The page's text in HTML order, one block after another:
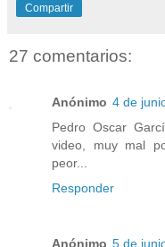
Compartir
27 comentarios:
Anónimo 4 de
Pedro Oscar
video, muy mal
peor...
Responder
Anónimo 5 de